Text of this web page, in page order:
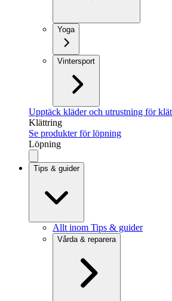
Yoga
Vintersport
Upptäck kläder och utrustning för
Klättring
Se produkter för löpning
Löpning
Tips & guider
Allt inom Tips & guider
Vårda & reparera